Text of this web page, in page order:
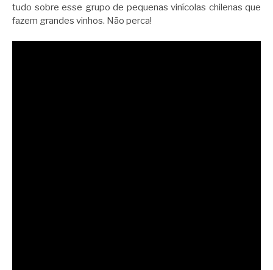
tudo sobre esse grupo de pequenas vinícolas chilenas que
fazem grandes vinhos. Não perca!